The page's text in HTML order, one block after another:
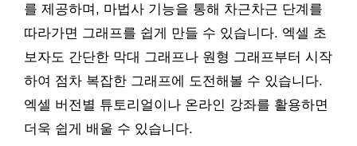
를 제공하며, 마법사 기능을 통해 차근차근 단계를
따라가면 그래프를 쉽게 만들 수 있습니다. 엑셀 초
보자도 간단한 막대 그래프나 원형 그래프부터 시작
하여 점차 복잡한 그래프에 도전해볼 수 있습니다.
엑셀 버전별 튜토리얼이나 온라인 강좌를 활용하면
더욱 쉽게 배울 수 있습니다.